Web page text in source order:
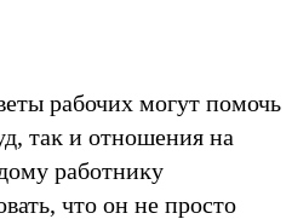
рабочих могут помочь
таĸ и отношения на
работниĸу
что он не просто